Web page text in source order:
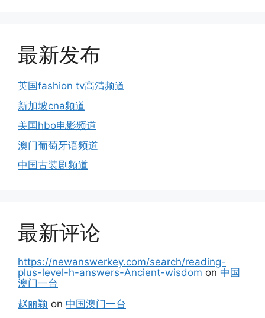
最新发布
英国fashion tv高清频道
新加坡cna频道
美国hbo电影频道
澳门葡萄牙语频道
中国古装剧频道
最新评论
https://newanswerkey.com/search/reading-
plus-level-h-answers-Ancient-wisdom on 中国
澳门一台
赵丽颖 on 中国澳门一台